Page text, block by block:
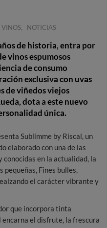
VINOS, NOTICIAS
de historia, entra por
vinos espumosos
de consumo
exclusiva con uvas
de viñedos viejos
dota a este nuevo
única.
Sublimme by Riscal, un
elaborado con una de las
en la actualidad, la
pequeñas, Fines bulles,
el carácter vibrante y
que incorpora tinta
encarna el disfrute, la frescura